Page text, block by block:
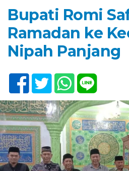
Bupati Romi
Ramadan ke
Nipah Panjang